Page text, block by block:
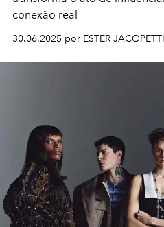
conexão real
30.06.2025 por ESTER JACOPETTI